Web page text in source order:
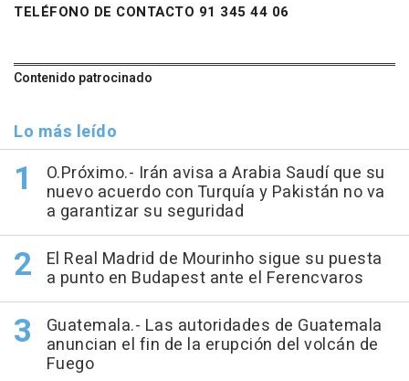
TELÉFONO DE CONTACTO 91 345 44 06
Contenido patrocinado
Lo más leído
O.Próximo.- Irán avisa a Arabia Saudí que su
nuevo acuerdo con Turquía y Pakistán no va
a garantizar su seguridad
El Real Madrid de Mourinho sigue su puesta
a punto en Budapest ante el Ferencvaros
Guatemala.- Las autoridades de Guatemala
anuncian el fin de la erupción del volcán de
Fuego